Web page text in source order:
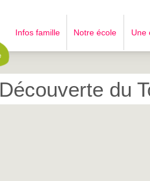
Infos famille Notre école Une
Découverte du